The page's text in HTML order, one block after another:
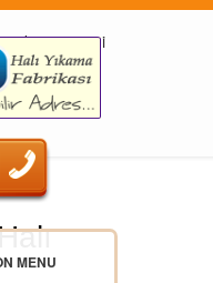
MENU
yıkama şagi